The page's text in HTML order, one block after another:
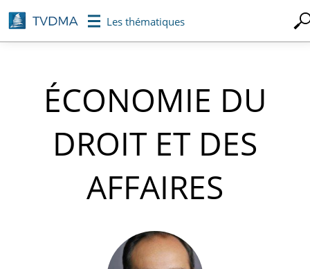
Aller
au
contenu
Les thématiques
ÉCONOMIE DU
DROIT ET DES
AFFAIRES